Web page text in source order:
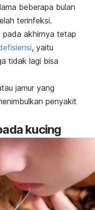
beberapa bulan
terinfeksi.
pada akhirnya tetap
, yaitu
tidak lagi bisa
jamur yang
penyakit
kucing